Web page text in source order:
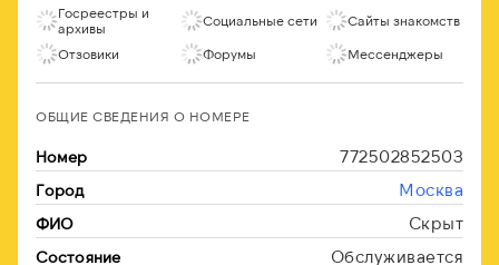
Госреестры и
архивы
Социальные сети Сайты знакомств
Отзовики Форумы Мессенджеры
ОБЩИЕ СВЕДЕНИЯ О НОМЕРЕ
Номер 772502852503
Город Москва
ФИО Скрыт
Состояние Обслуживается